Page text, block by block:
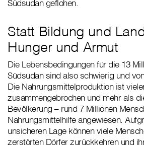
Südsudan geflohen.
Statt Bildung und
Hunger und Armut
Die Lebensbedingungen für die 13
Südsudan sind also schwierig und
Die Nahrungsmittelproduktion ist
zusammengebrochen und mehr als
Bevölkerung – rund 7 Millionen
Nahrungsmittelhilfe angewiesen.
unsicheren Lage können viele
zerstörten Dörfer zurückkehren und